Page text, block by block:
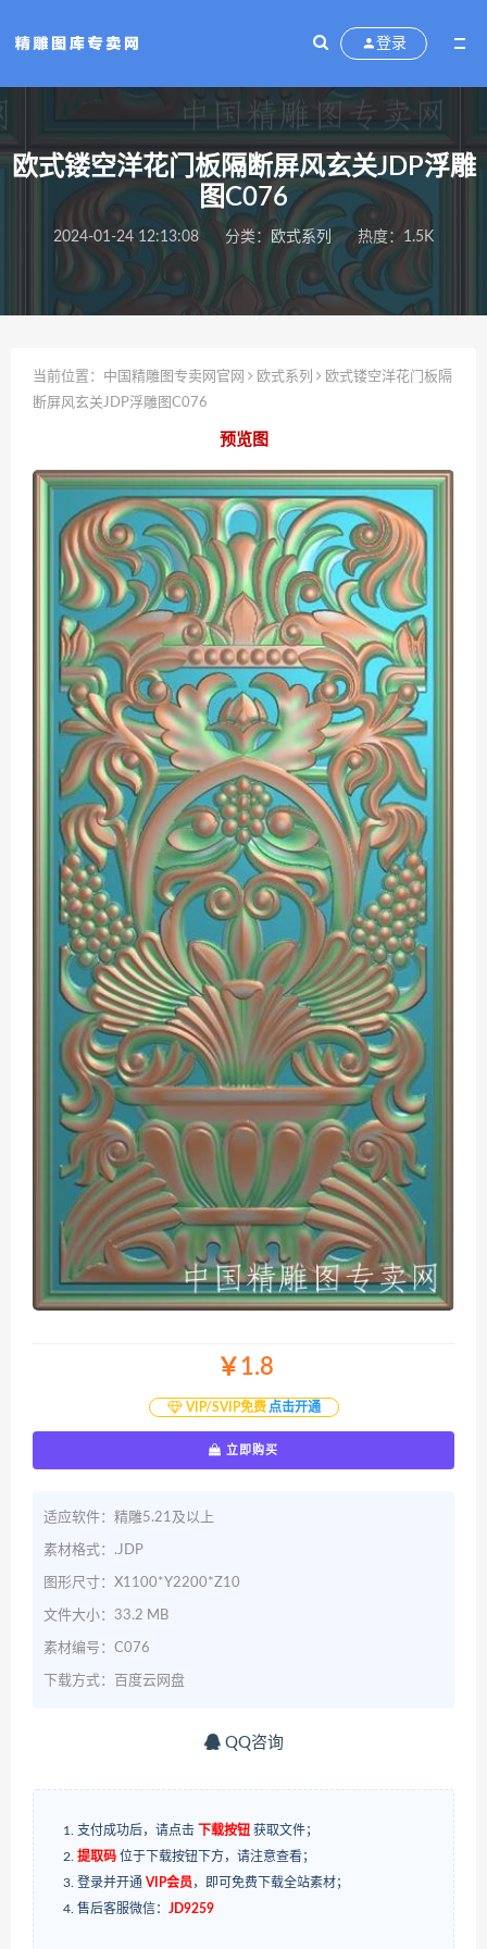
登录
欧式镂空洋花门板隔断屏风玄关JDP浮雕
图C076
2024-01-24 12:13:08 分类： 欧式系列 热度：1.5K
当前位置： 中国精雕图专卖网官网 欧式系列
欧式镂空洋花门板隔
断屏风玄关JDP浮雕图C076
预览图
￥1.8
VIP/SVIP免费 点击开通
立即购买
适应软件：精雕5.21及以上
素材格式：.JDP
图形尺寸：X1100*Y2200*Z10
文件大小：33.2 MB
素材编号：C076
下载方式：百度云网盘
QQ咨询
支付成功后，请点击 下载按钮 获取文件；
提取码 位于下载按钮下方，请注意查看；
登录并开通 VIP会员 ，即可免费下载全站素材；
售后客服微信： JD9259